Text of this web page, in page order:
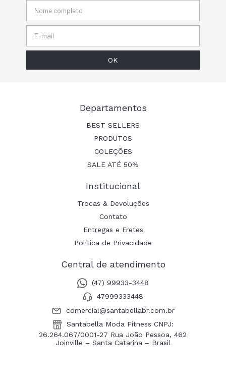
Departamentos
BEST SELLERS
PRODUTOS
COLEÇÕES
SALE ATÉ 50%
Institucional
Trocas & Devoluções
Contato
Entregas e Fretes
Política de Privacidade
Central de atendimento
(47) 99933-3448
47999333448
comercial@santabellabr.com.br
Santabella Moda Fitness CNPJ:
26.264.067/0001-27 Rua João Pessoa, 462
Joinville – Santa Catarina – Brasil